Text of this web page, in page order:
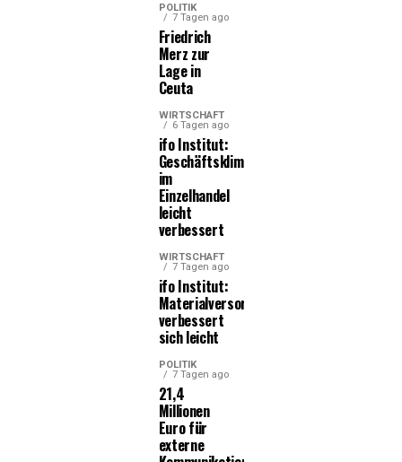
POLITIK
7 Tagen ago
Friedrich
Merz zur
Lage in
Ceuta
WIRTSCHAFT
6 Tagen ago
ifo Institut:
Geschäftsklima
im
Einzelhandel
leicht
verbessert
WIRTSCHAFT
7 Tagen ago
ifo Institut:
Materialversorgung
verbessert
sich leicht
POLITIK
7 Tagen ago
21,4
Millionen
Euro für
externe